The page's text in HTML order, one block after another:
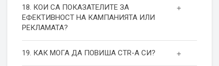
18. КОИ СА ПОКАЗАТЕЛИТЕ ЗА
ЕФЕКТИВНОСТ НА КАМПАНИЯТА ИЛИ
РЕКЛАМАТА?
19. КАК МОГА ДА ПОВИША СТR-А СИ?